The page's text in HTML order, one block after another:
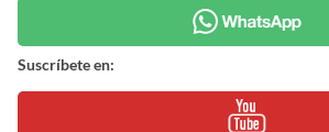
Suscríbete en: